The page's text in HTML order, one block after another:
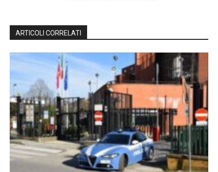
ARTICOLI CORRELATI